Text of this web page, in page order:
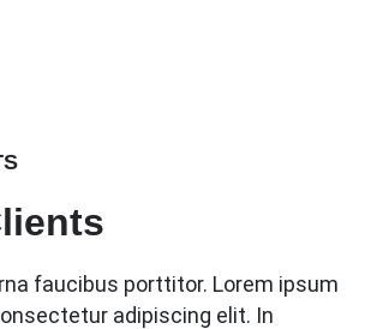
faucibus porttitor. Lorem ipsum
adipiscing elit. In